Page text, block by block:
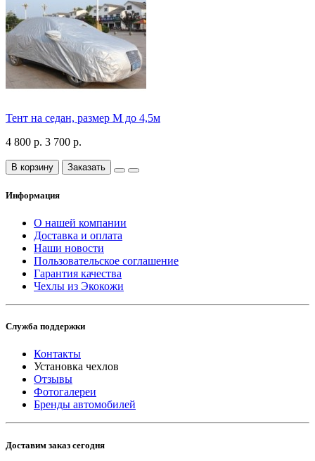
Тент на седан, размер М до 4,5м
4 800 р. 3 700 р.
В корзину Заказать
Информация
О нашей компании
Доставка и оплата
Наши новости
Пользовательское соглашение
Гарантия качества
Чехлы из Экокожи
Служба поддержки
Контакты
Установка чехлов
Отзывы
Фотогалереи
Бренды автомобилей
Доставим заказ сегодня